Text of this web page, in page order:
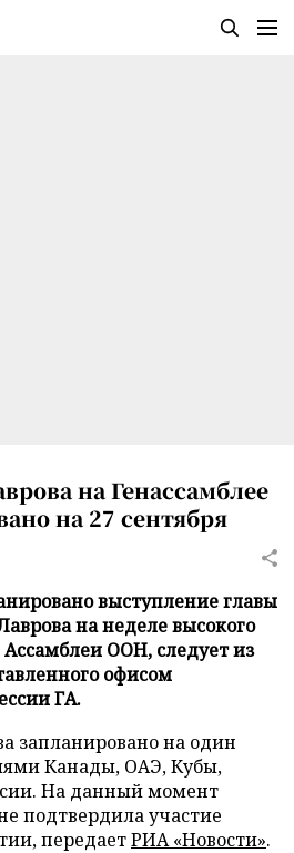
на Генассамблее
на 27 сентября
выступление главы
на неделе высокого
ООН, следует из
офисом
ГА.
запланировано на один
Канады, ОАЭ, Кубы,
На данный момент
подтвердила участие
передаетРИА «Новости».